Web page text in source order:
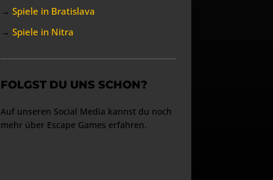
→ Spiele in Bratislava
→ Spiele in Nitra
FOLGST DU UNS SCHON?
Auf unseren Social Media kannst du noch
mehr über Escape Games erfahren.